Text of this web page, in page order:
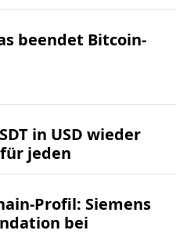
beendet Bitcoin-
in USD wieder
jeden
Profil: Siemens
bei